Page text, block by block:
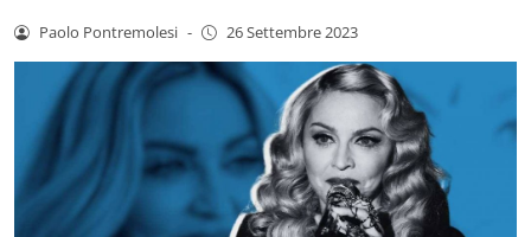
Paolo Pontremolesi - 26 Settembre 2023